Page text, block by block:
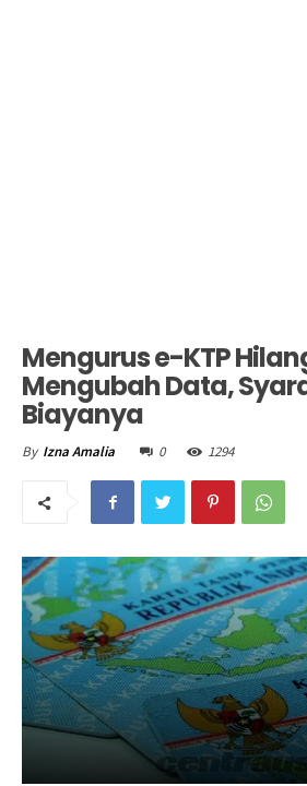
Mengurus e-KTP
Mengubah Data,
Biayanya
By Izna Amalia 0 1294